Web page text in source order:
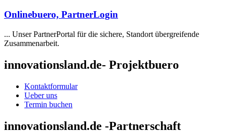
Onlinebuero, PartnerLogin
... Unser PartnerPortal für die sichere, Standort übergreifende
Zusammenarbeit.
innovationsland.de- Projektbuero
Kontaktformular
Ueber uns
Termin buchen
innovationsland.de -Partnerschaft